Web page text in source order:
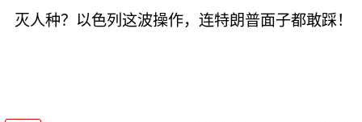
灭人种？以色列这波操作，连特朗普面子都敢踩！